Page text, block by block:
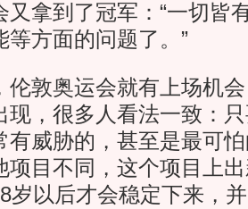
又拿到了冠军：“一切皆
等方面的问题了。”
奥运会就有上场机会
现，很多人看法一致：
有威胁的，甚至是最可
项目不同，这个项目上
岁以后才会稳定下来，